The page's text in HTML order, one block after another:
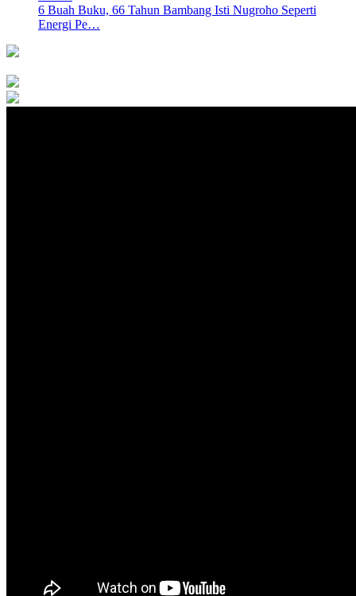
6 Buah Buku, 66 Tahun Bambang Isti Nugroho Seperti
Energi Pe…